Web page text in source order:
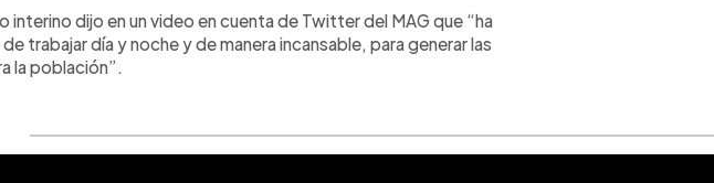
interino dijo en un video en cuenta de Twitter del MAG que “ha
trabajar día y noche y de manera incansable, para generar las
la población”.